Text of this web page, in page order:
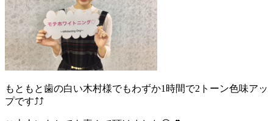
もともと歯の白い木村様でもわずか1時間で2トーン色味アッ
プです⤴︎⤴︎